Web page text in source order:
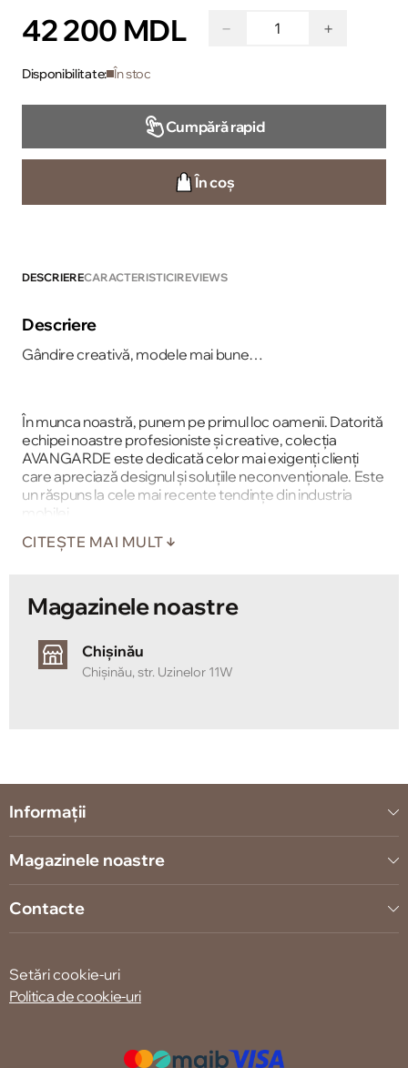
42 200 MDL − +
Disponibilitate: În stoc
Cumpără rapid
În coș
DESCRIERECARACTERISTICIREVIEWS
Descriere
Gândire creativă, modele mai bune…
În munca noastră, punem pe primul loc oamenii. Datorită
echipei noastre profesioniste și creative, colecția
AVANGARDE este dedicată celor mai exigenți clienți
care apreciază designul și soluțiile neconvenționale. Este
un răspuns la cele mai recente tendințe din industria
mobilei.
CITEȘTE MAI MULT
Magazinele noastre
Chișinău
Chișinău, str. Uzinelor 11W
Informații
Magazinele noastre
Contacte
Setări cookie-uri
Politica de cookie-uri